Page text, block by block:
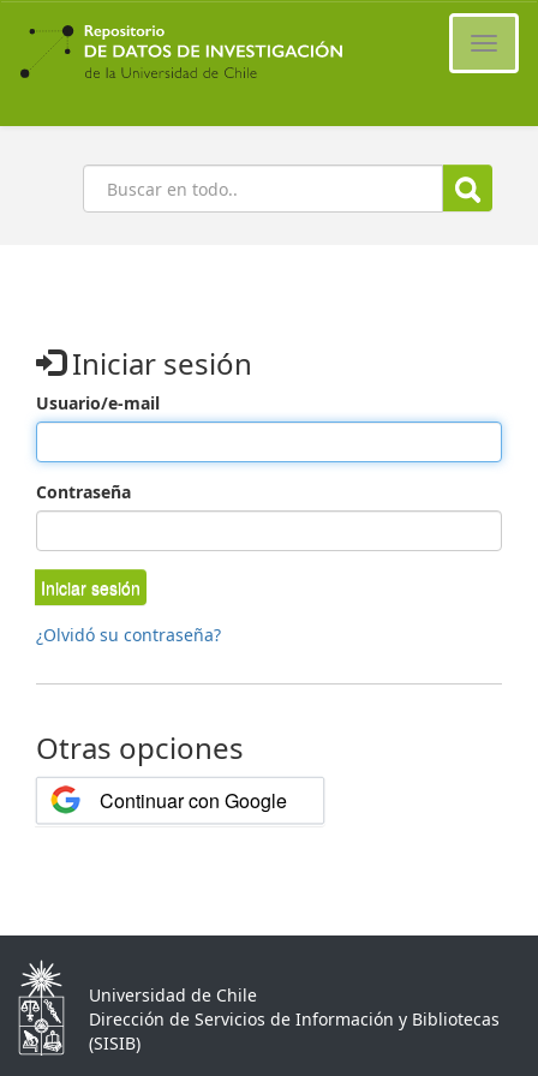
Ir
contenido
principal
Buscar
Iniciar sesión
Usuario/e-mail
Contraseña
Iniciar sesión
¿Olvidó su contraseña?
Otras opciones
Continuar con Google
Universidad de Chile
Dirección de Servicios de Información y Bibliotecas
(SISIB)